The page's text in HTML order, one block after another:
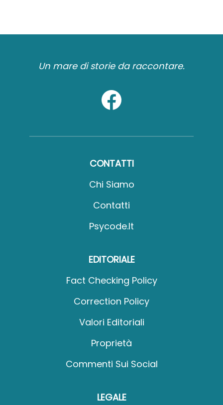
Un mare di storie da raccontare.
CONTATTI
Chi Siamo
Contatti
Psycode.it
EDITORIALE
Fact Checking Policy
Correction Policy
Valori Editoriali
Proprietà
Commenti Sui Social
LEGALE